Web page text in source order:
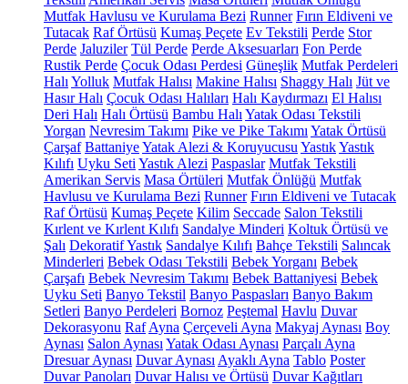
Mutfak Havlusu ve Kurulama Bezi Runner Fırın Eldiveni ve
Tutacak Raf Örtüsü Kumaş Peçete Ev Tekstili Perde Stor
Perde Jaluziler Tül Perde Perde Aksesuarları Fon Perde
Rustik Perde Çocuk Odası Perdesi Güneşlik Mutfak Perdeleri
Halı Yolluk Mutfak Halısı Makine Halısı Shaggy Halı Jüt ve
Hasır Halı Çocuk Odası Halıları Halı Kaydırmazı El Halısı
Deri Halı Halı Örtüsü Bambu Halı Yatak Odası Tekstili
Yorgan Nevresim Takımı Pike ve Pike Takımı Yatak Örtüsü
Çarşaf BattaniyeYatak Alezi & Koruyucusu YastıkYastık
Kılıfı Uyku Seti Yastık Alezi Paspaslar Mutfak Tekstili
Amerikan Servis Masa Örtüleri Mutfak Önlüğü Mutfak
Havlusu ve Kurulama Bezi Runner Fırın Eldiveni ve Tutacak
Raf Örtüsü Kumaş Peçete Kilim Seccade Salon Tekstili
Kırlent ve Kırlent Kılıfı Sandalye Minderi Koltuk Örtüsü ve
Şalı Dekoratif Yastık Sandalye Kılıfı Bahçe Tekstili Salıncak
Minderleri Bebek Odası Tekstili Bebek Yorganı Bebek
Çarşafı Bebek Nevresim Takımı Bebek Battaniyesi Bebek
Uyku Seti Banyo Tekstil Banyo Paspasları Banyo Bakım
Setleri Banyo Perdeleri Bornoz Peştemal Havlu Duvar
Dekorasyonu Raf Ayna Çerçeveli Ayna Makyaj Aynası Boy
Aynası Salon Aynası Yatak Odası Aynası Parçalı Ayna
Dresuar Aynası Duvar Aynası Ayaklı Ayna Tablo Poster
Duvar Panoları Duvar Halısı ve Örtüsü Duvar Kağıtları